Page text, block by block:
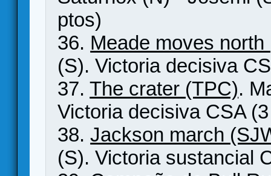
ptos)
36. Meade moves north
(S). Victoria decisiva
37.The crater (TPC).
Victoria decisiva CSA
38.Jackson march
(S). Victoria sustancial